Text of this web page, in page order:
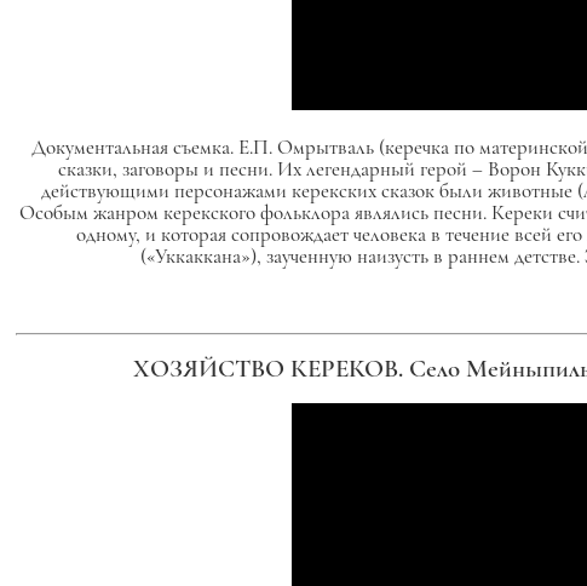
Документальная съемка. Е.П. Омрытваль (керечка по
сказки, заговоры и песни. Их легендарный герой – Ворон
действующими персонажами керекских сказок были животные
Особым жанром керекского фольклора являлись песни. Кереки
одному, и которая сопровождает человека в течение всей
(«Уккаккана»), заученную наизусть в раннем
ХОЗЯЙСТВО КЕРЕКОВ. Село